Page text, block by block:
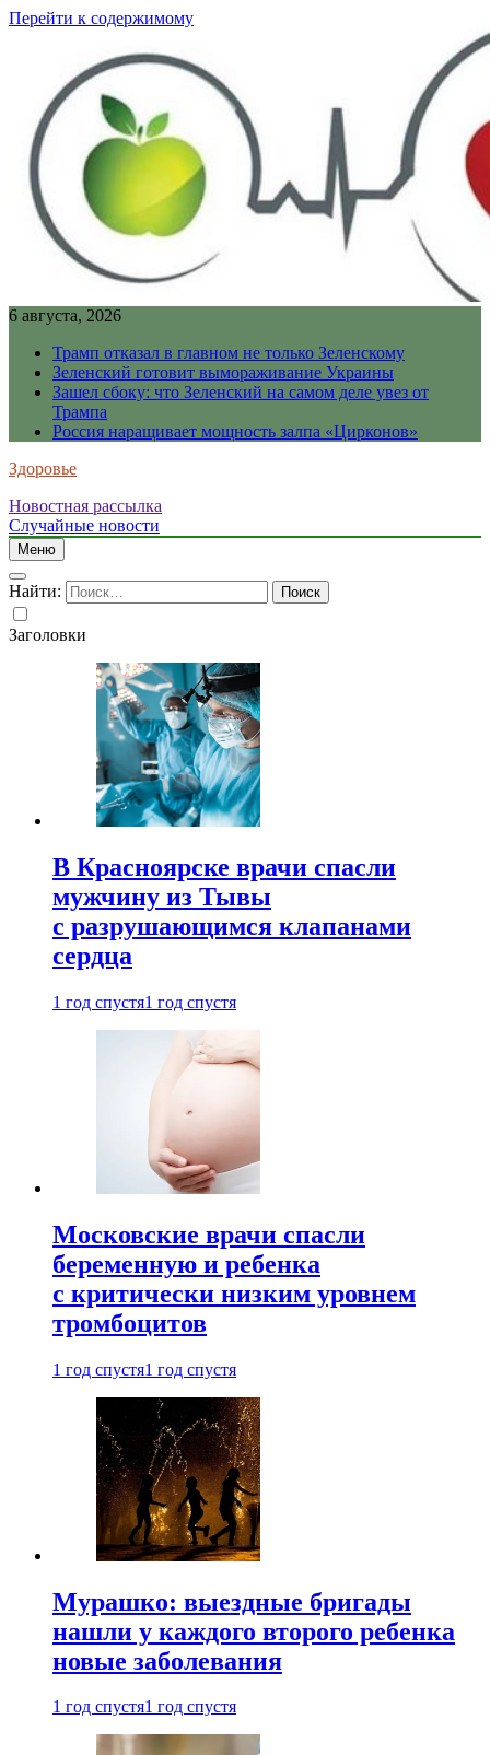
Перейти к содержимому
6 августа, 2026
Трамп отказал в главном не только Зеленскому
Зеленский готовит вымораживание Украины
Зашел сбоку: что Зеленский на самом деле увез от
Трампа
Россия наращивает мощность залпа «Цирконов»
Здоровье
Новостная рассылка
Случайные новости
Меню
Найти:
Заголовки
В Красноярске врачи спасли
мужчину из Тывы
с разрушающимся клапанами
сердца
1 год спустя1 год спустя
Московские врачи спасли
беременную и ребенка
с критически низким уровнем
тромбоцитов
1 год спустя1 год спустя
Мурашко: выездные бригады
нашли у каждого второго ребенка
новые заболевания
1 год спустя1 год спустя